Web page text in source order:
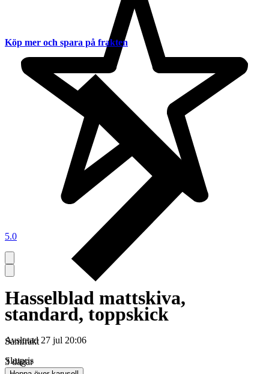
5.0
Hasselblad mattskiva,
standard, toppskick
Avslutad 27 jul 20:06
Slutpris
Köp mer och spara på frakten
Samfrakt
3 dagar